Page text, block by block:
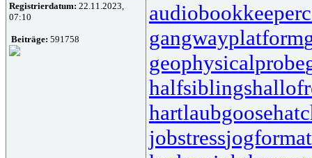
Registrierdatum: 22.11.2023,
07:10
Beiträge: 591758
audiobookkeeper
gangwayplatform
geophysicalprobe
halfsiblings
hartlaubgoose
jobstress